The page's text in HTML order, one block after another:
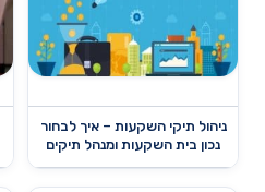
ניהול תיקי השקעות – איך לבחור
נכון בית השקעות ומנהל תיקים